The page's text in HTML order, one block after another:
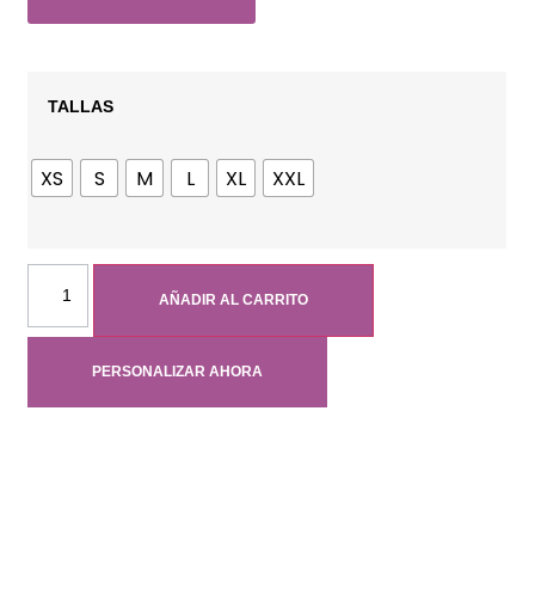
TALLAS
XS S M L XL XXL
AÑADIR AL CARRITO
PERSONALIZAR AHORA